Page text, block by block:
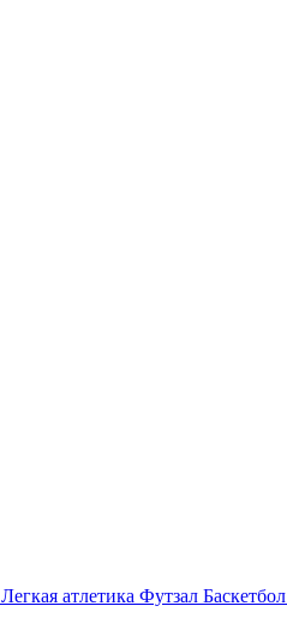
Легкая атлетика Футзал Баскетбол